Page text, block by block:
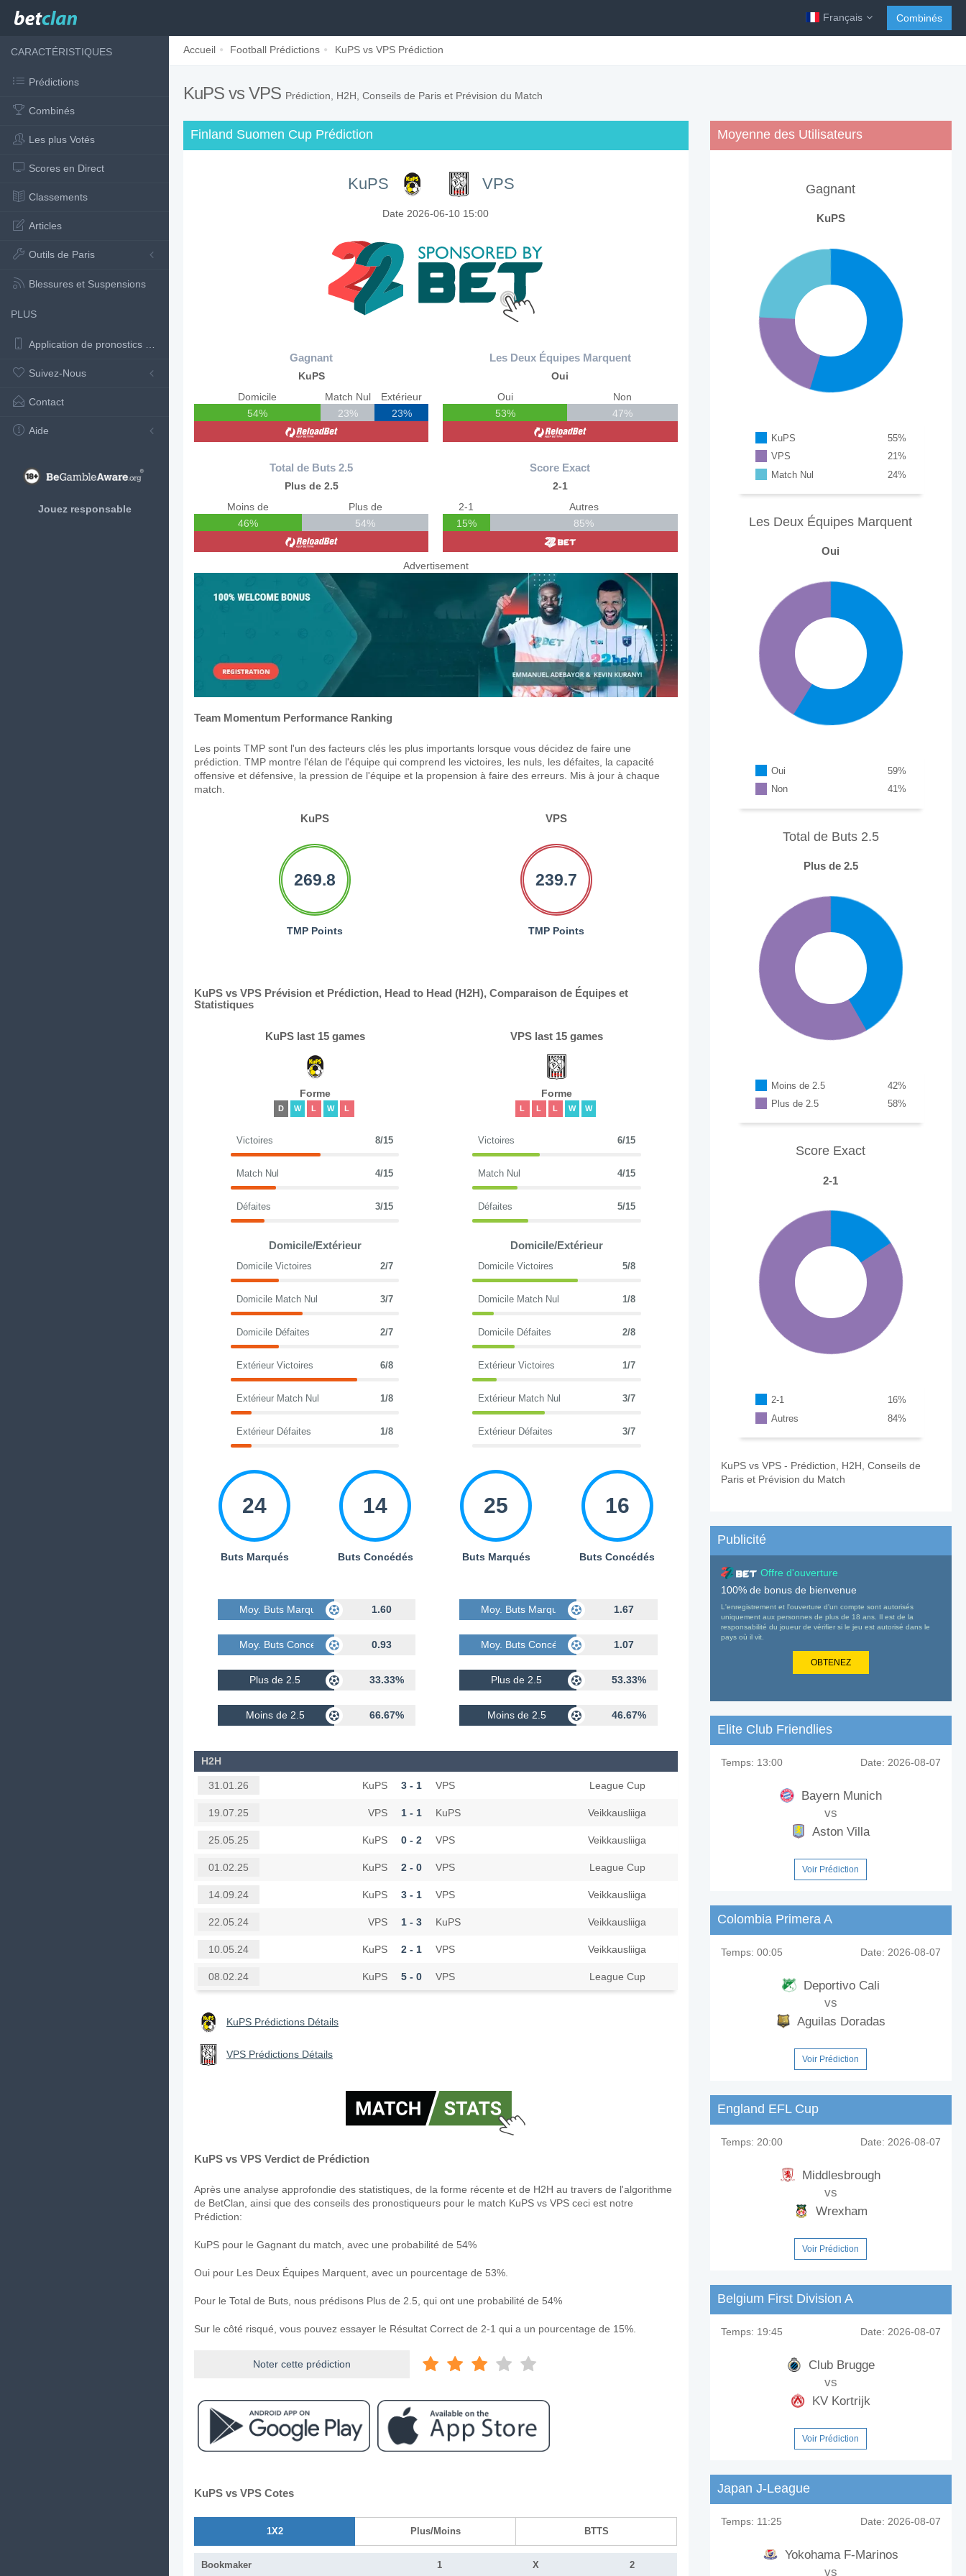
Français Combinés
CARACTÉRISTIQUES
Prédictions
Combinés
Les plus Votés
Scores en Direct
Classements
Articles
Outils de Paris
Blessures et Suspensions
PLUS
Application de pronostics de football
Suivez-Nous
Contact
Aide
Jouez responsable
Accueil Football Prédictions KuPS vs VPS Prédiction
KuPS vs VPS Prédiction, H2H, Conseils de Paris et Prévision du Match
Finland Suomen Cup Prédiction
KuPS VPS
Date 2026-06-10 15:00
Gagnant
KuPS
Domicile
54%
Match Nul
23%
Extérieur
23%
Total de Buts 2.5
Plus de 2.5
Moins de
46%
Plus de
54%
Les Deux Équipes Marquent
Oui
Oui
53%
Non
47%
Score Exact
2-1
2-1
15%
Autres
85%
Advertisement
Team Momentum Performance Ranking
Les points TMP sont l'un des facteurs clés les plus importants lorsque vous décidez de faire une
prédiction. TMP montre l'élan de l'équipe qui comprend les victoires, les nuls, les défaites, la capacité
offensive et défensive, la pression de l'équipe et la propension à faire des erreurs. Mis à jour à chaque
match.
KuPS VPS
269.8
TMP Points
239.7
TMP Points
KuPS vs VPS Prévision et Prédiction, Head to Head (H2H), Comparaison de Équipes et
Statistiques
KuPS last 15 games
Forme
D W L W L
Victoires 8/15
Match Nul 4/15
Défaites 3/15
Domicile/Extérieur
Domicile Victoires 2/7
Domicile Match Nul 3/7
Domicile Défaites 2/7
Extérieur Victoires 6/8
Extérieur Match Nul 1/8
Extérieur Défaites 1/8
24
Buts Marqués
14
Buts Concédés
Moy. Buts Marqués 1.60
Moy. Buts Concédés 0.93
Plus de 2.5 33.33%
Moins de 2.5 66.67%
VPS last 15 games
Forme
L L L W W
Victoires 6/15
Match Nul 4/15
Défaites 5/15
Domicile/Extérieur
Domicile Victoires 5/8
Domicile Match Nul 1/8
Domicile Défaites 2/8
Extérieur Victoires 1/7
Extérieur Match Nul 3/7
Extérieur Défaites 3/7
25
Buts Marqués
16
Buts Concédés
Moy. Buts Marqués 1.67
Moy. Buts Concédés 1.07
Plus de 2.5 53.33%
Moins de 2.5 46.67%
H2H
31.01.26 KuPS 3 - 1 VPS League Cup
19.07.25 VPS 1 - 1 KuPS Veikkausliiga
25.05.25 KuPS 0 - 2 VPS Veikkausliiga
01.02.25 KuPS 2 - 0 VPS League Cup
14.09.24 KuPS 3 - 1 VPS Veikkausliiga
22.05.24 VPS 1 - 3 KuPS Veikkausliiga
10.05.24 KuPS 2 - 1 VPS Veikkausliiga
08.02.24 KuPS 5 - 0 VPS League Cup
KuPS Prédictions Détails
VPS Prédictions Détails
KuPS vs VPS Verdict de Prédiction
Après une analyse approfondie des statistiques, de la forme récente et de H2H au travers de l'algorithme
de BetClan, ainsi que des conseils des pronostiqueurs pour le match KuPS vs VPS ceci est notre
Prédiction:
KuPS pour le Gagnant du match, avec une probabilité de 54%
Oui pour Les Deux Équipes Marquent, avec un pourcentage de 53%.
Pour le Total de Buts, nous prédisons Plus de 2.5, qui ont une probabilité de 54%
Sur le côté risqué, vous pouvez essayer le Résultat Correct de 2-1 qui a un pourcentage de 15%.
Noter cette prédiction
KuPS vs VPS Cotes
1X2 Plus/Moins BTTS
Bookmaker 1 X 2
Moyenne des Utilisateurs
Gagnant
KuPS
KuPS %
55
VPS
%
21
Match Nul
%
24
Les Deux Équipes Marquent
Oui
Oui %
59
Non
%
41
Total de Buts 2.5
Plus de 2.5
Moins de 2.5 %
42
Plus de 2.5
%
58
Score Exact
2-1
2-1 %
16
Autres
%
84
KuPS vs VPS - Prédiction, H2H, Conseils de
Paris et Prévision du Match
Publicité
Offre d'ouverture
100% de bonus de bienvenue
L'enregistrement et l'ouverture d'un compte sont autorisés
uniquement aux personnes de plus de 18 ans. Il est de la
responsabilité du joueur de vérifier si le jeu est autorisé dans le
pays où il vit.
OBTENEZ
Elite Club Friendlies
Temps: 13:00 Date: 2026-08-07
Bayern Munich
vs
Aston Villa
Voir Prédiction
Colombia Primera A
Temps: 00:05 Date: 2026-08-07
Deportivo Cali
vs
Aguilas Doradas
Voir Prédiction
England EFL Cup
Temps: 20:00 Date: 2026-08-07
Middlesbrough
vs
Wrexham
Voir Prédiction
Belgium First Division A
Temps: 19:45 Date: 2026-08-07
Club Brugge
vs
KV Kortrijk
Voir Prédiction
Japan J-League
Temps: 11:25 Date: 2026-08-07
Yokohama F-Marinos
vs